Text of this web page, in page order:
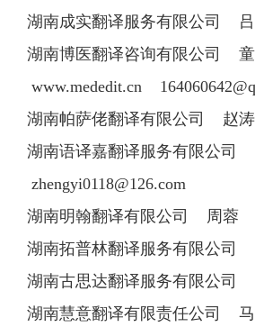
湖南成实翻译服务有限公司
湖南博医翻译咨询有限公司
www.mededit.cn
湖南帕萨佬翻译有限公司 赵
湖南语译嘉翻译服务有限公司
zhengyi0118@126.com
湖南明翰翻译有限公司 周蓉
湖南拓普林翻译服务有限公
湖南古思达翻译服务有限公
湖南慧意翻译有限责任公司